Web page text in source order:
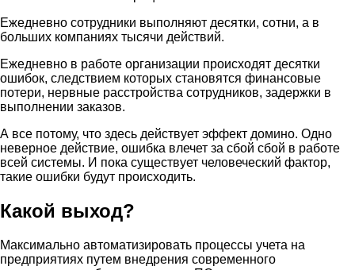
Ежедневно сотрудники выполняют десятки, сотни, а в
больших компаниях тысячи действий.
Ежедневно в работе организации происходят десятки
ошибок, следствием которых становятся финансовые
потери, нервные расстройства сотрудников, задержки в
выполнении заказов.
А все потому, что здесь действует эффект домино. Одно
неверное действие, ошибка влечет за сбой сбой в работе
всей системы. И пока существует человеческий фактор,
такие ошибки будут происходить.
Какой выход?
Максимально автоматизировать процессы учета на
предприятиях путем внедрения современного